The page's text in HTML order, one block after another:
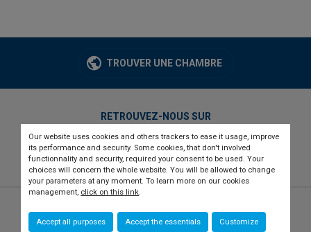
Our website uses cookies and others trackers to ease it usage, improve
its performance and security. Some cookies, that don't involved
functionnality and security, required your consent to be used. Your
choices will concern the whole website. You will be allowed to change
your parameters at any moment. To learn more on our cookies
management, click on this link.
Accept all purposes Accept the essentials Customize
TROUVER UNE CHAMBRE
RETROUVEZ-NOUS SUR
twitterlinkedinyoutube
Qui sommes-nous ?
Recrutement Presse Contact